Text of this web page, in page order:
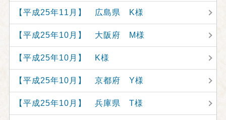
【平成25年11月】 広島県 K様
【平成25年10月】 大阪府 M様
【平成25年10月】 K様
【平成25年10月】 京都府 Y様
【平成25年10月】 兵庫県 T様